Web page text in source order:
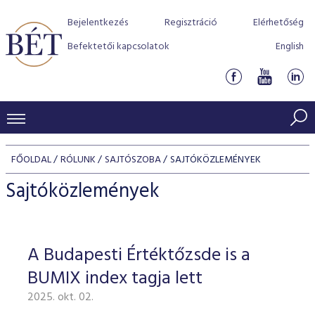
Bejelentkezés Regisztráció
Elérhetőség
Befektetői kapcsolatok
English
KERESKEDÉSI ADATOK
INDEXEK
Jelzáloglevél indexek
Vállalati kötvény indexek
Azonnali Piac
Részvények
Származékos piac
BEFEKTETŐK
Részvény szekció
Hitelpapír szekció
BÉT szabályzatok
Befektetővédelem
Alkalmazott díjstruktúra
Elszámolás
Részvény és vállalati kötvény tőzsdei bevezetését
program
BÉT Xtend - Részvénypiac egyszerűen
TŐZSDETAGOK
Tőzsdetagok, üzletkötők
VENDOROK
FŐOLDAL RÓLUNK SAJTÓSZOBA SAJTÓKÖZLEMÉNYEK
Sajtóközlemények
A Budapesti Értéktőzsde is a
BUMIX index tagja lett
2025. okt. 02.